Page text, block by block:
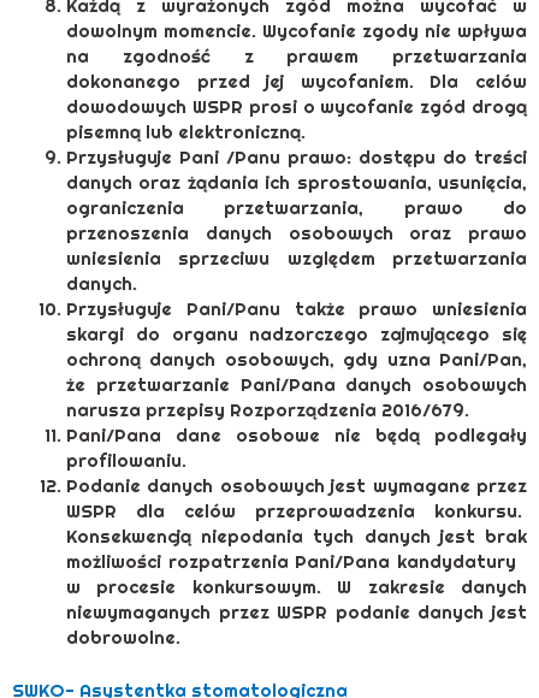
Każdą z wyrażonych zgód można wycofać w
dowolnym momencie. Wycofanie zgody nie wpływa
na zgodność z prawem przetwarzania
dokonanego przed jej wycofaniem. Dla celów
dowodowych WSPR prosi o wycofanie zgód drogą
pisemną lub elektroniczną.
Przysługuje Pani /Panu prawo: dostępu do treści
danych oraz żądania ich sprostowania, usunięcia,
ograniczenia przetwarzania, prawo do
przenoszenia danych osobowych oraz prawo
wniesienia sprzeciwu względem przetwarzania
danych.
Przysługuje Pani/Panu także prawo wniesienia
skargi do organu nadzorczego zajmującego się
ochroną danych osobowych, gdy uzna Pani/Pan,
że przetwarzanie Pani/Pana danych osobowych
narusza przepisy Rozporządzenia 2016/679.
Pani/Pana dane osobowe nie będą podlegały
profilowaniu.
Podanie danych osobowych jest wymagane przez
WSPR dla celów przeprowadzenia konkursu.
Konsekwencją niepodania tych danych jest brak
możliwości rozpatrzenia Pani/Pana kandydatury
w procesie konkursowym. W zakresie danych
niewymaganych przez WSPR podanie danych jest
dobrowolne.
SWKO- Asystentka stomatologiczna